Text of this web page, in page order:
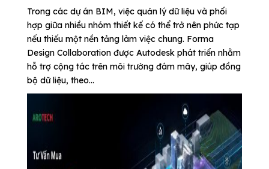
Trong các dự án BIM, việc quản lý dữ liệu và phối
hợp giữa nhiều nhóm thiết kế có thể trở nên phức tạp
nếu thiếu một nền tảng làm việc chung. Forma
Design Collaboration được Autodesk phát triển nhằm
hỗ trợ cộng tác trên môi trường đám mây, giúp đồng
bộ dữ liệu, theo...